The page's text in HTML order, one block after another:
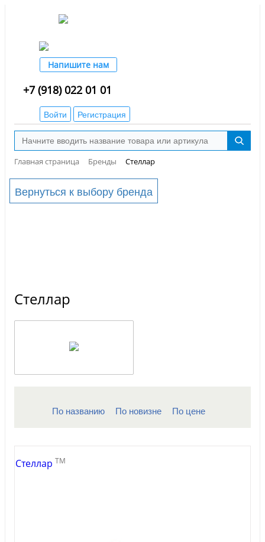
Напишите нам
+7 (918) 022 01 01
Войти Регистрация
Главная страница Бренды Стеллар
Вернуться к выбору бренда
Стеллар
По названию По новизне По цене
Стеллар TM